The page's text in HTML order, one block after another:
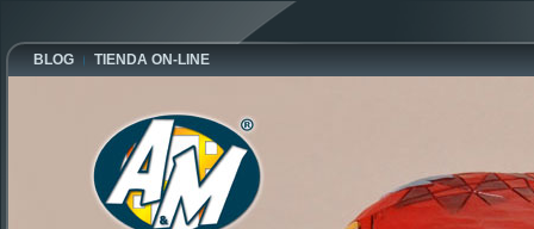
BLOG TIENDA ON-LINE